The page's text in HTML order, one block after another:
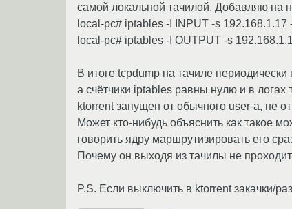
самой локальной тачилой. Добавляю на
local-pc# iptables -I INPUT -s
local-pc# iptables -I OUTPUT -s
В итоге tcpdump на тачиле
а счётчики iptables равны нулю и в логах
ktorrent запущен от обычного user-а, не
Может кто-нибудь объяснить как такое
говорить ядру маршрутизировать его
Почему он выходя из тачилы не
P.S. Если выключить в ktorrent закачки/